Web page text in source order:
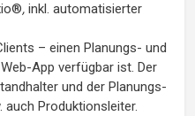
, inkl. automatisierter
– einen Planungs- und
App verfügbar ist. Der
und der Planungs-
auch Produktionsleiter.